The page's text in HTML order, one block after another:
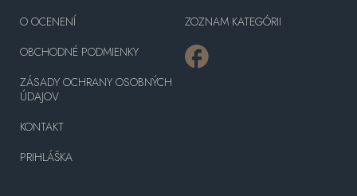
O OCENENÍ
OBCHODNÉ PODMIENKY
ZÁSADY OCHRANY OSOBNÝCH
ÚDAJOV
KONTAKT
PRIHLÁŠKA
ZOZNAM KATEGÓRII